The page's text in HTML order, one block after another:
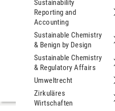
Sustainability
Reporting and
Accounting
Sustainable Chemistry
& Benign by Design
Sustainable Chemistry
& Regulatory Affairs
Umweltrecht
Zirkuläres
Wirtschaften